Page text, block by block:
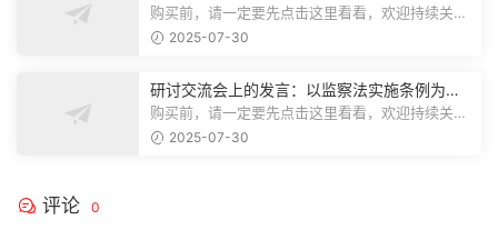
为纲,推动巡察工作高质量发展
购买前，请一定要先点击这里看看，欢迎持续关
注，精彩模板每天推送预览结束，本文...
2025-07-30
研讨交流会上的发言：以监察法实施条例为纲
推动巡察工作高质量发展
购买前，请一定要先点击这里看看，欢迎持续关
注，精彩模板每天推送预览结束，本文...
2025-07-30
评论 0